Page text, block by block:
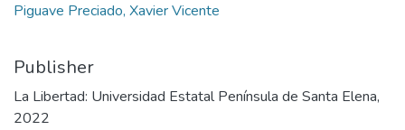
Piguave Preciado, Xavier Vicente
Publisher
La Libertad: Universidad Estatal Península de Santa Elena,
2022